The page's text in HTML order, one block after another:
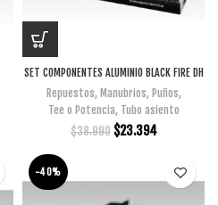
SET COMPONENTES ALUMINIO BLACK FIRE DH
Repuestos, Manubrios, Puños,
Tee o Potencia, Tubo asiento
$38.990 $23.394
-40%